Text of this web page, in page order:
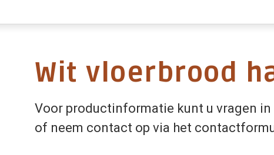
Wit vloerbrood
Voor productinformatie kunt u vragen in
of neem contact op via het